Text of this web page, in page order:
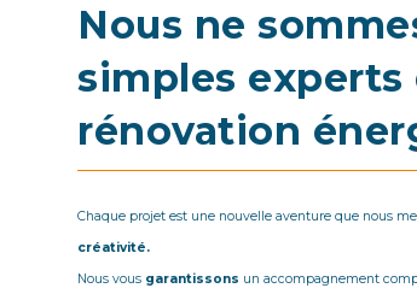
Nous ne
simples experts
rénovation
Chaque projet est une nouvelle aventure que nous
créativité.
Nous vous garantissons un accompagnement